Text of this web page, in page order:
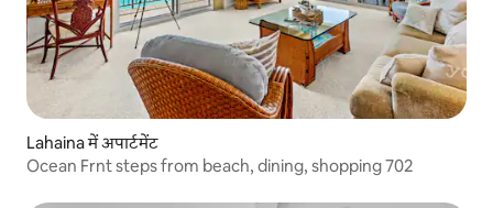
Lahaina में अपार्टमेंट
Ocean Frnt steps from beach, dining, shopping 702